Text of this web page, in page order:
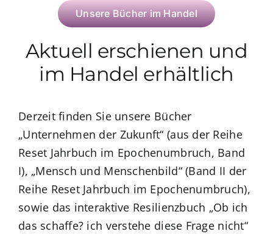
Unsere Bücher im Handel
Aktuell erschienen und
im Handel erhältlich
Derzeit finden Sie unsere Bücher
„Unternehmen der Zukunft“ (aus der Reihe
Reset Jahrbuch im Epochenumbruch, Band
I), „Mensch und Menschenbild“ (Band II der
Reihe Reset Jahrbuch im Epochenumbruch),
sowie das interaktive Resilienzbuch „Ob ich
das schaffe? ich verstehe diese Frage nicht“